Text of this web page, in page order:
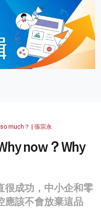
much？ | 張宗永
now？Why
很成功，中小企和零
應該不會放棄這品